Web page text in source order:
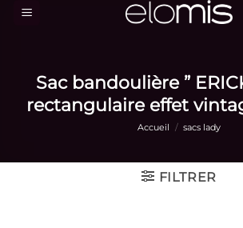
Passer
Sac bandoulière ”
rectangulaire effet
Accueil / sacs lady
FILTRER